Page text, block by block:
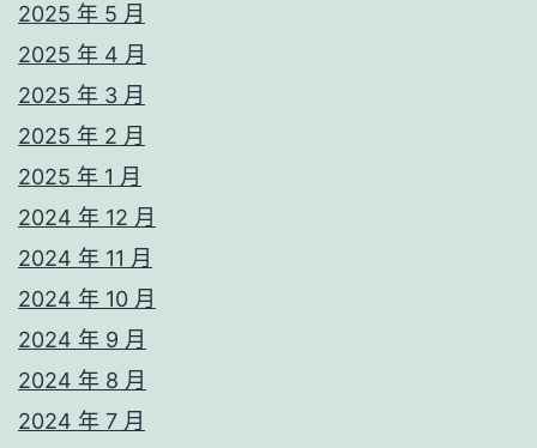
2025 年 5 月
2025 年 4 月
2025 年 3 月
2025 年 2 月
2025 年 1 月
2024 年 12 月
2024 年 11 月
2024 年 10 月
2024 年 9 月
2024 年 8 月
2024 年 7 月